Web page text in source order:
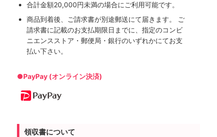
合計金額20,000円未満の場合にご利用可能です。
商品到着後、ご請求書が別途郵送にて届きます。 ご
請求書に記載のお支払期限日までに、指定のコンビ
ニエンスストア・郵便局・銀行のいずれかにてお支
払い下さい。
●PayPay (オンライン決済)
領収書について